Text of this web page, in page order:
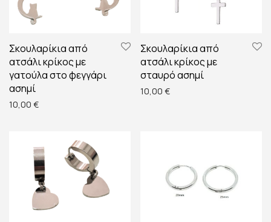
Σκουλαρίκια από
ατσάλι κρίκος με
γατούλα στο φεγγάρι
ασημί
10,00 €
Σκουλαρίκια από
ατσάλι κρίκος με
σταυρό ασημί
10,00 €